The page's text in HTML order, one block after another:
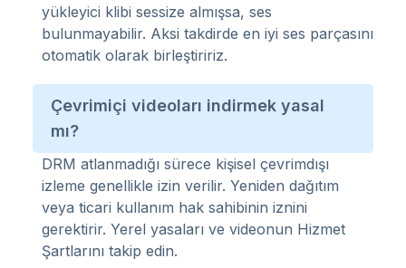
yükleyici klibi sessize almışsa, ses
bulunmayabilir. Aksi takdirde en iyi ses parçasını
otomatik olarak birleştiririz.
Çevrimiçi videoları indirmek yasal
mı?
DRM atlanmadığı sürece kişisel çevrimdışı
izleme genellikle izin verilir. Yeniden dağıtım
veya ticari kullanım hak sahibinin iznini
gerektirir. Yerel yasaları ve videonun Hizmet
Şartlarını takip edin.